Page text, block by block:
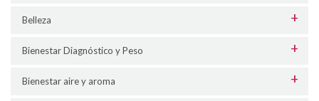
Belleza
Bienestar Diagnóstico y Peso
Bienestar aire y aroma